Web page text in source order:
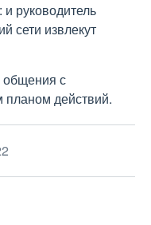
руководитель
сети извлекут
общения с
планом действий.